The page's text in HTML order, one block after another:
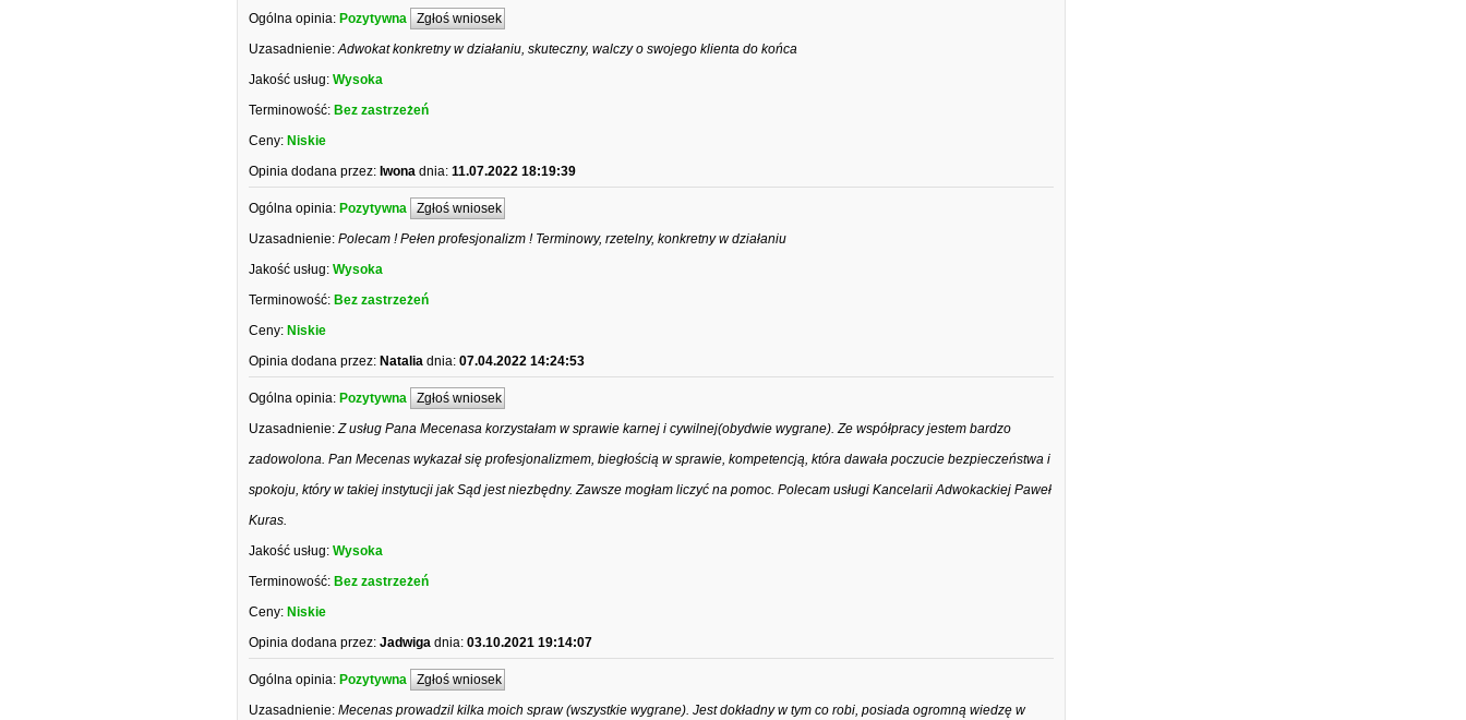
Ogólna opinia: Pozytywna Zgłoś wniosek
Uzasadnienie: Adwokat konkretny w działaniu, skuteczny, walczy o swojego klienta do końca
Jakość usług: Wysoka
Terminowość: Bez zastrzeżeń
Ceny: Niskie
Opinia dodana przez: Iwona dnia: 11.07.2022 18:19:39
Ogólna opinia: Pozytywna Zgłoś wniosek
Uzasadnienie: Polecam ! Pełen profesjonalizm ! Terminowy, rzetelny, konkretny w działaniu
Jakość usług: Wysoka
Terminowość: Bez zastrzeżeń
Ceny: Niskie
Opinia dodana przez: Natalia dnia: 07.04.2022 14:24:53
Ogólna opinia: Pozytywna Zgłoś wniosek
Uzasadnienie: Z usług Pana Mecenasa korzystałam w sprawie karnej i cywilnej(obydwie wygrane). Ze współpracy jestem bardzo
zadowolona. Pan Mecenas wykazał się profesjonalizmem, biegłością w sprawie, kompetencją, która dawała poczucie bezpieczeństwa i
spokoju, który w takiej instytucji jak Sąd jest niezbędny. Zawsze mogłam liczyć na pomoc. Polecam usługi Kancelarii Adwokackiej Paweł
Kuras.
Jakość usług: Wysoka
Terminowość: Bez zastrzeżeń
Ceny: Niskie
Opinia dodana przez: Jadwiga dnia: 03.10.2021 19:14:07
Ogólna opinia: Pozytywna Zgłoś wniosek
Uzasadnienie: Mecenas prowadzil kilka moich spraw (wszystkie wygrane). Jest dokładny w tym co robi, posiada ogromną wiedzę w